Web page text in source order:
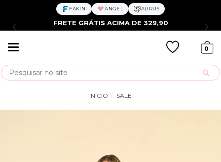
FAKINI ANGEL AURUS
FRETE GRÁTIS ACIMA DE 329,90
0
Busca
INÍCIO SALE